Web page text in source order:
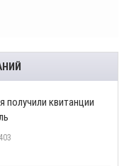
получили квитанции
403